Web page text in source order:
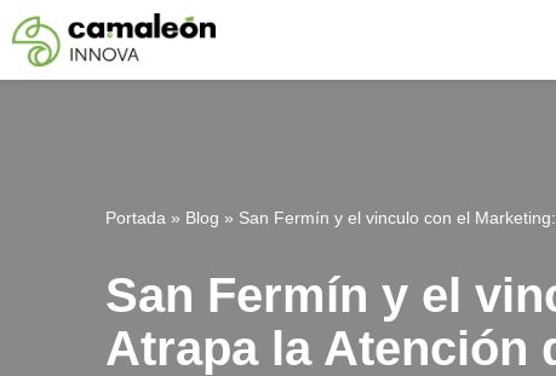
Saltar
Portada » Blog » San Fermín y el vinculo con el
San Fermín y el
Atrapa la Atención